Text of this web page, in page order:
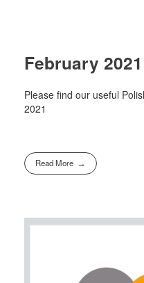
February 2021
Please find our useful
2021
Read More